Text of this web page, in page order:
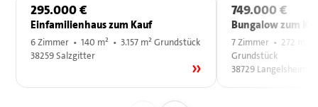
295.000 €
Einfamilienhaus zum Kauf
6 Zimmer • 140 m² • 3.157 m² Grundstück
38259 Salzgitter
749.000 €
Bungalow zum
7 Zimmer • 272 m²
Grundstück
38729 Langelsheim